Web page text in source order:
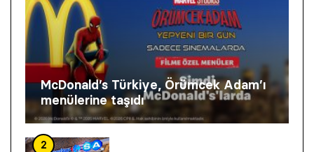
McDonald’s Türkiye, Örümcek Adam’ı
menülerine taşıdı
2